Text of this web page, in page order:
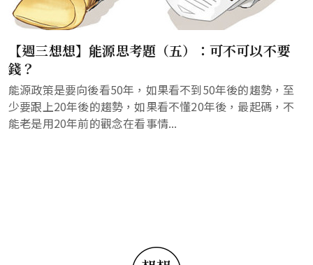
【週三想想】能源思考題（五）：可不可以不要
錢？
能源政策是要向後看50年，如果看不到50年後的趨勢，至
少要跟上20年後的趨勢，如果看不懂20年後，最起碼，不
能老是用20年前的觀念在看事情...